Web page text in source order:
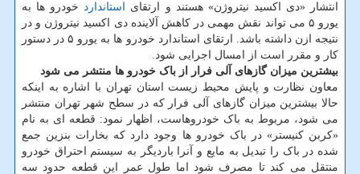
انتشار «دی اکسید نیتروژن» هستند و ارتقای استاندارد خودرو ها به
یورو ۵ می تواند نقش مهمی در کاهش آلاینده دی اکسید نیتروژن و در
نتیجه ازن داشته باشد. ارتقای استاندارد خودرو ها به یورو ۵ در دستور
کار و مقرر است از امسال اجرایی شود.
بیشترین میزان گازهای آلی فرار از باک خودرو ها منتشر می شود
معاون نظارت و پایش محیط زیست استان تهران با اشاره به اینکه
حالا بیشترین میزان گازهای آلی فرار که در سطح شهر تهران منتشر
می شود، مربوط به باک خودروهاست، اظهار نمود: قطعه ای به نام
«کربن کنیستر» در باک خودرو ها وجود دارد که بخارات بنزین جمع
شده در باک را تبدیل به مایع و آنرا باردیگر به سیستم احتراق خودرو
منتقل می کند تا مصرف شود اما طول عمر این قطعه حدود سه